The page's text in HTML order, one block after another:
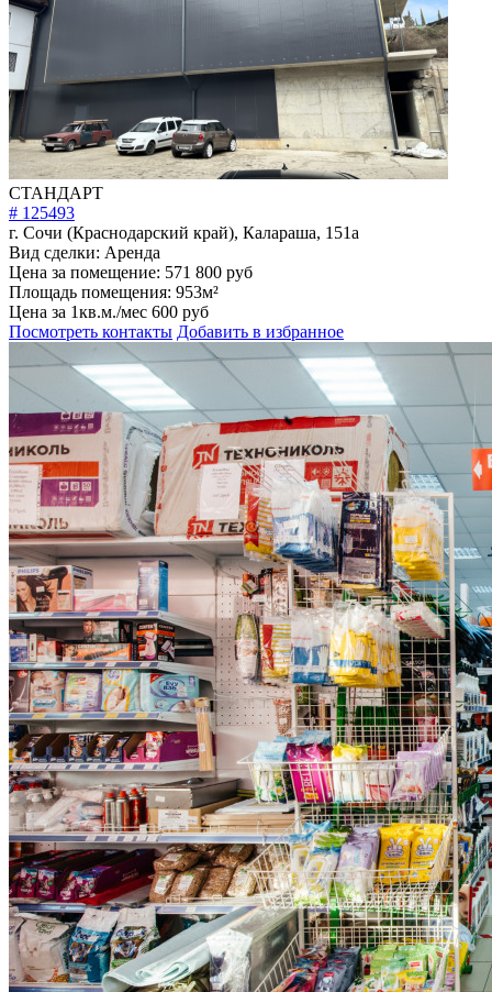
СТАНДАРТ
# 125493
г. Сочи (Краснодарский край), Калараша, 151а
Вид сделки:Аренда
Цена за помещение:
Площадь помещения:953м²
Цена за 1кв.м./мес600 руб
Посмотреть контакты Добавить в избранное